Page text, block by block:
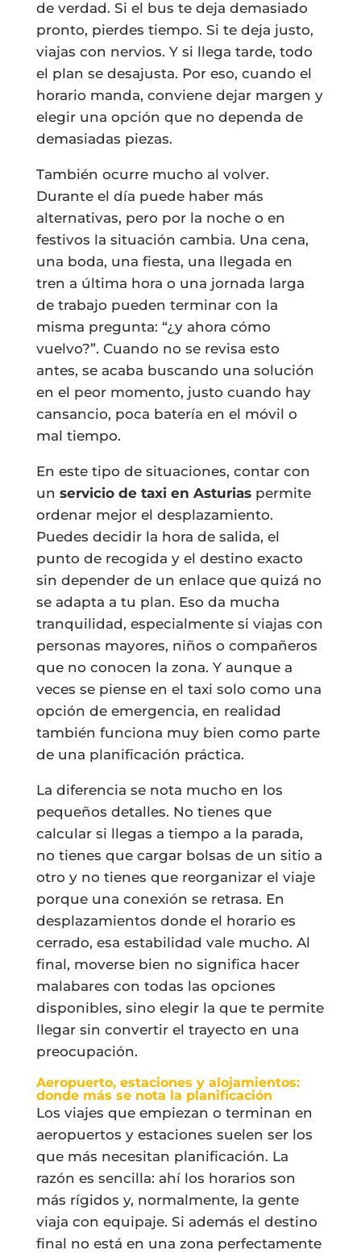
de verdad. Si el bus te deja demasiado
pronto, pierdes tiempo. Si te deja justo,
viajas con nervios. Y si llega tarde, todo
el plan se desajusta. Por eso, cuando el
horario manda, conviene dejar margen y
elegir una opción que no dependa de
demasiadas piezas.
También ocurre mucho al volver.
Durante el día puede haber más
alternativas, pero por la noche o en
festivos la situación cambia. Una cena,
una boda, una fiesta, una llegada en
tren a última hora o una jornada larga
de trabajo pueden terminar con la
misma pregunta: “¿y ahora cómo
vuelvo?”. Cuando no se revisa esto
antes, se acaba buscando una solución
en el peor momento, justo cuando hay
cansancio, poca batería en el móvil o
mal tiempo.
En este tipo de situaciones, contar con
un servicio de taxi en Asturiaspermite
ordenar mejor el desplazamiento.
Puedes decidir la hora de salida, el
punto de recogida y el destino exacto
sin depender de un enlace que quizá no
se adapta a tu plan. Eso da mucha
tranquilidad, especialmente si viajas con
personas mayores, niños o compañeros
que no conocen la zona. Y aunque a
veces se piense en el taxi solo como una
opción de emergencia, en realidad
también funciona muy bien como parte
de una planificación práctica.
La diferencia se nota mucho en los
pequeños detalles. No tienes que
calcular si llegas a tiempo a la parada,
no tienes que cargar bolsas de un sitio a
otro y no tienes que reorganizar el viaje
porque una conexión se retrasa. En
desplazamientos donde el horario es
cerrado, esa estabilidad vale mucho. Al
final, moverse bien no significa hacer
malabares con todas las opciones
disponibles, sino elegir la que te permite
llegar sin convertir el trayecto en una
preocupación.
Aeropuerto, estaciones y alojamientos:
donde más se nota la planificación
Los viajes que empiezan o terminan en
aeropuertos y estaciones suelen ser los
que más necesitan planificación. La
razón es sencilla: ahí los horarios son
más rígidos y, normalmente, la gente
viaja con equipaje. Si además el destino
final no está en una zona perfectamente